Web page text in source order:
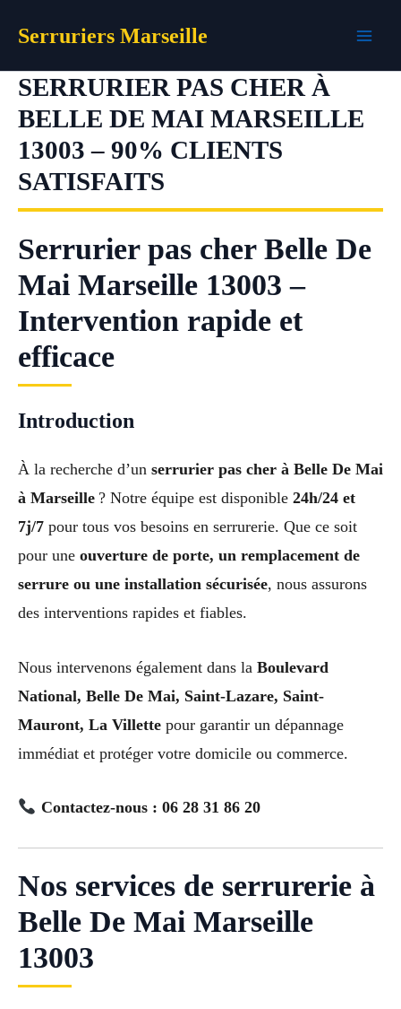
Serruriers Marseille
SERRURIER PAS CHER À
BELLE DE MAI MARSEILLE
13003 – 90% CLIENTS
SATISFAITS
Serrurier pas cher Belle De
Mai Marseille 13003 –
Intervention rapide et
efficace
Introduction
À la recherche d’un serrurier pas cher à Belle De Mai
à Marseille ? Notre équipe est disponible 24h/24 et
7j/7 pour tous vos besoins en serrurerie. Que ce soit
pour une ouverture de porte, un remplacement de
serrure ou une installation sécurisée, nous assurons
des interventions rapides et fiables.
Nous intervenons également dans la Boulevard
National, Belle De Mai, Saint-Lazare, Saint-
Mauront, La Villette pour garantir un dépannage
immédiat et protéger votre domicile ou commerce.
Contactez-nous : 06 28 31 86 20
Nos services de serrurerie à
Belle De Mai Marseille
13003